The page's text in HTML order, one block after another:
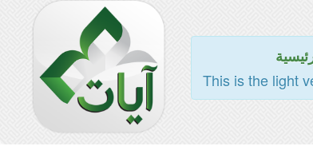
This is the light